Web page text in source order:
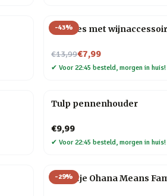
-43%
Wijnfles met
€13,99
Nu voor€7,99
✔ Voor 22:45 besteld, morgen in huis!
Tulp pennenhouder
€9,99
✔ Voor 22:45 besteld, morgen in huis!
-29%
Tegeltje Ohana Means